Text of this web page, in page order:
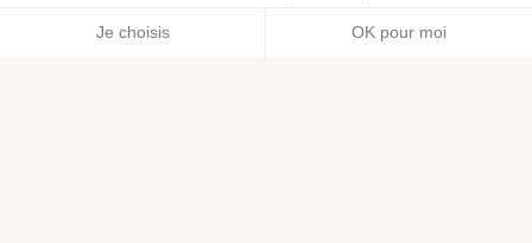
Je choisis OK pour moi